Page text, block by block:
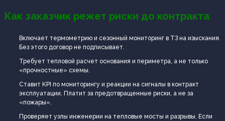
Как заказчик режет риски до контракта
Включает термометрию и сезонный мониторинг в ТЗ на изыскания.
Без этого договор не подписывает.
Требует тепловой расчет основания и периметра, а не только
«прочностные» схемы.
Ставит KPI по мониторингу и реакции на сигналы в контракт
эксплуатации. Платит за предотвращенные риски, а не за
«пожары».
Проверяет узлы инженерии на тепловые мосты и разрывы. Если